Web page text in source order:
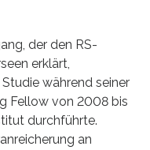
der den RS-
erklärt,
während seiner
Fellow von 2008 bis
durchführte.
an